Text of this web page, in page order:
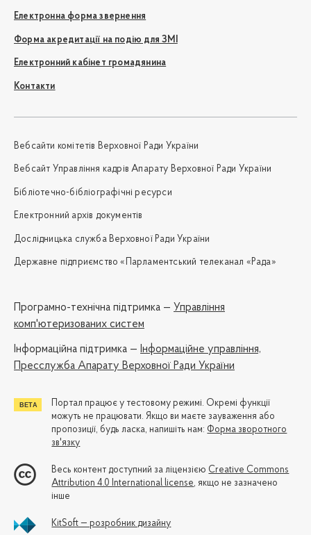
Електронна форма звернення
Форма акредитації на подію для ЗМІ
Електронний кабінет громадянина
Контакти
Вебсайти комітетів Верховної Ради України
Вебсайт Управління кадрів Апарату Верховної Ради України
Бібліотечно-бібліографічні ресурси
Електронний архів документів
Дослідницька служба Верховної Ради України
Державне підприємство «Парламентський телеканал «Рада»
Програмно-технічна підтримка — Управління
комп'ютеризованих систем
Iнформаційна підтримка — Інформаційне управління,
Пресслужба Апарату Верховної Ради України
Портал працює у тестовому режимі. Окремі функції
можуть не працювати. Якщо ви маєте зауваження або
пропозиції, будь ласка, напишіть нам: Форма зворотного
зв'язку
Весь контент доступний за ліцензією Creative Commons
Attribution 4.0 International license, якщо не зазначено
інше
KitSoft — розробник дизайну